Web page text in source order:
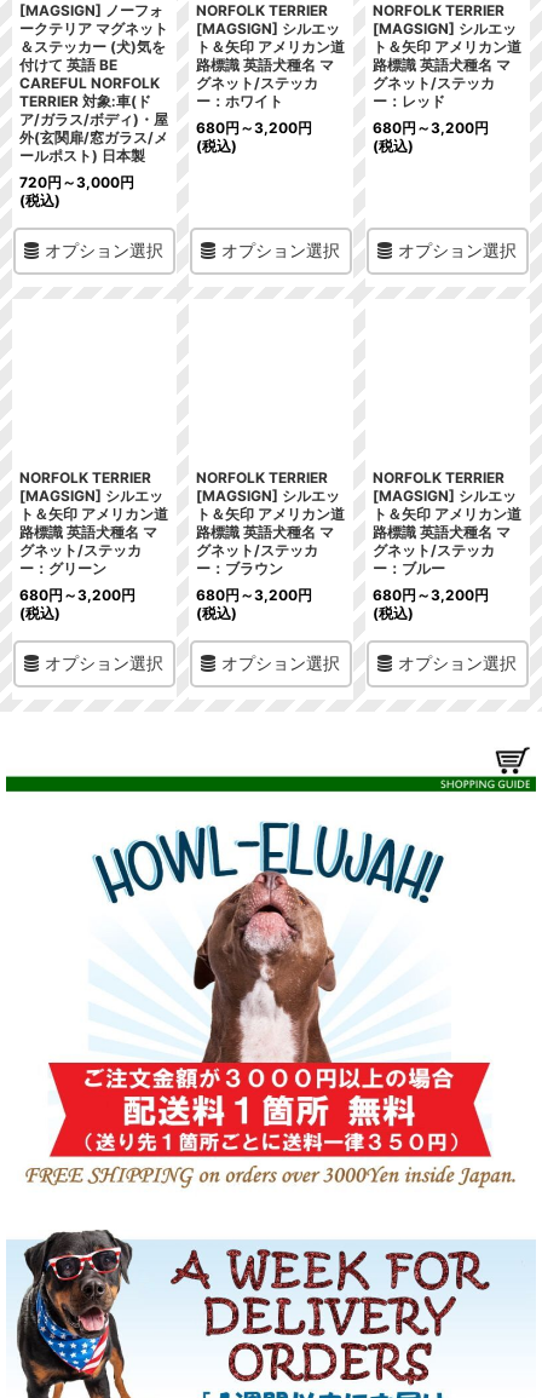
[MAGSIGN] ノーフォ
ークテリア マグネット
＆ステッカー (犬)気を
付けて 英語 BE
CAREFUL NORFOLK
TERRIER 対象:車(ド
ア/ガラス/ボディ)・屋
外(玄関扉/窓ガラス/メ
ールポスト) 日本製
720円 ～3,000円
(税込)
オプション選択
NORFOLK TERRIER
[MAGSIGN] シルエッ
ト＆矢印 アメリカン道
路標識 英語犬種名 マ
グネット/ステッカ
ー：ホワイト
680円 ～3,200円
(税込)
オプション選択
NORFOLK TERRIER
[MAGSIGN] シルエッ
ト＆矢印 アメリカン道
路標識 英語犬種名 マ
グネット/ステッカ
ー：レッド
680円 ～3,200円
(税込)
オプション選択
NORFOLK TERRIER
[MAGSIGN] シルエッ
ト＆矢印 アメリカン道
路標識 英語犬種名 マ
グネット/ステッカ
ー：グリーン
680円 ～3,200円
(税込)
オプション選択
NORFOLK TERRIER
[MAGSIGN] シルエッ
ト＆矢印 アメリカン道
路標識 英語犬種名 マ
グネット/ステッカ
ー：ブラウン
680円 ～3,200円
(税込)
オプション選択
NORFOLK TERRIER
[MAGSIGN] シルエッ
ト＆矢印 アメリカン道
路標識 英語犬種名 マ
グネット/ステッカ
ー：ブルー
680円 ～3,200円
(税込)
オプション選択